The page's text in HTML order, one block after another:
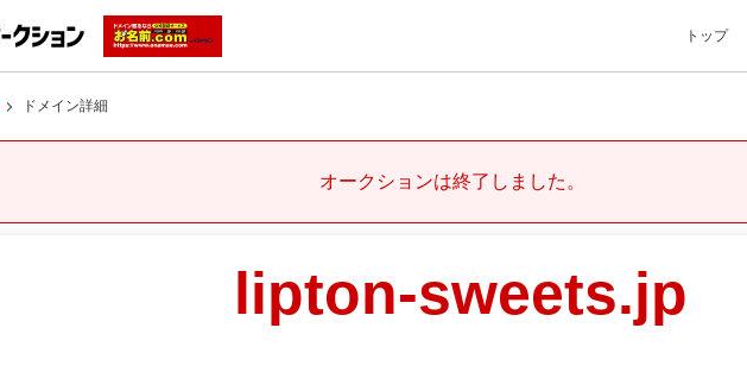
トップ
ドメイン詳細
オークションは終了しました。
lipton-sweets.jp